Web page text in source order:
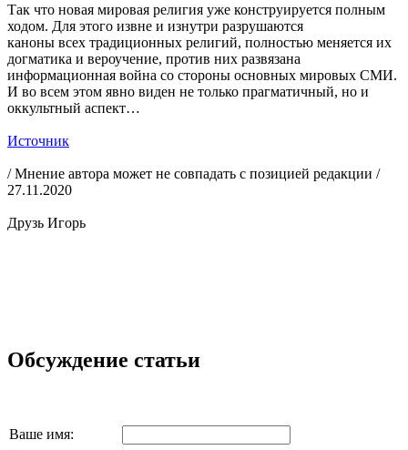
Так что новая мировая религия уже конструируется полным
ходом. Для этого извне и изнутри разрушаются
каноны всех традиционных религий, полностью меняется их
догматика и вероучение, против них развязана
информационная война со стороны основных мировых СМИ.
И во всем этом явно виден не только прагматичный, но и
оккультный аспект…
Источник
/ Мнение автора может не совпадать с позицией редакции /
27.11.2020
Друзь Игорь
Обсуждение статьи
Ваше имя: